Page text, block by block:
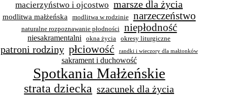
macierzyństwo i ojcostwo marsze dla życia
modlitwa małżeńska modlitwa w rodzinie narzeczeństwo
naturalne rozpoznawanie płodności niepłodność
niesakramentalni okna życia okresy liturgiczne
patroni rodziny płciowość randki i wieczory dla małżonków
sakrament i duchowość
Spotkania Małżeńskie
strata dziecka szacunek dla życia